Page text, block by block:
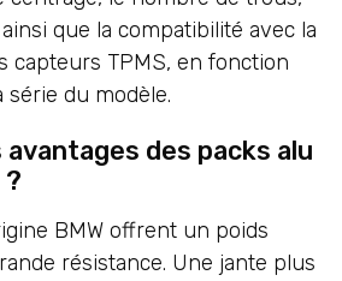
que la compatibilité avec la
capteurs TPMS, en fonction
série du modèle.
avantages des packs alu
?
BMW offrent un poids
résistance. Une jante plus